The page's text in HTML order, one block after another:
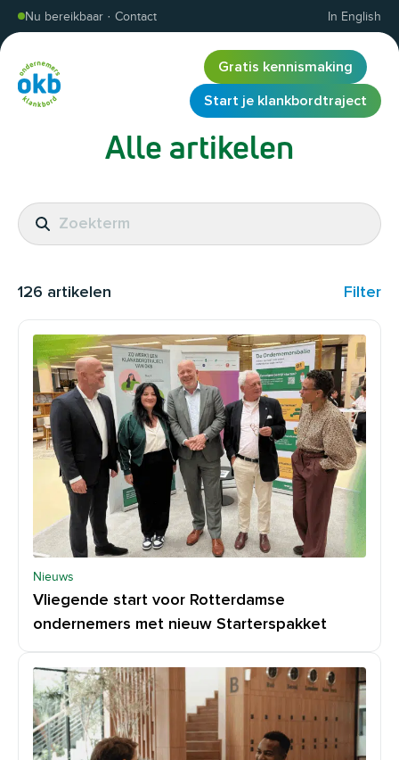
Overslaan en inhoud weergeven
Nu bereikbaar · Contact In English
Gratis kennismaking
Start je klankbordtraject
Alle artikelen
126 artikelen Filter
Nieuws
Vliegende start voor Rotterdamse
ondernemers met nieuw Starterspakket